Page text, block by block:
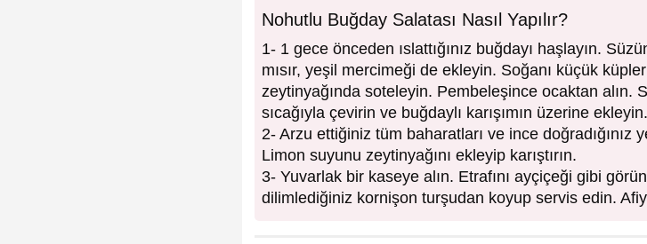
Nohutlu Buğday Salatası Nasıl Yapılır?
1- 1 gece önceden ıslattığınız buğdayı haşlayın.
mısır, yeşil mercimeği de ekleyin. Soğanı küçük
zeytinyağında soteleyin. Pembeleşince ocaktan alın.
sıcağıyla çevirin ve buğdaylı karışımın üzerine ekleyin.
2- Arzu ettiğiniz tüm baharatları ve ince doğradığınız
Limon suyunu zeytinyağını ekleyip karıştırın.
3- Yuvarlak bir kaseye alın. Etrafını ayçiçeği gibi
dilimlediğiniz kornişon turşudan koyup servis edin.